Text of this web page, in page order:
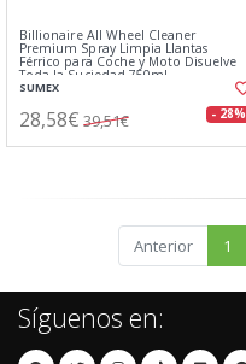
Billionaire All Wheel Cleaner
Premium Spray Limpia Llantas
Férrico para Coche y Moto Disuelve
Toda la Suciedad 750ml
SUMEX
28,58€ 39,51€ - 28%
Anterior 1
Síguenos en: